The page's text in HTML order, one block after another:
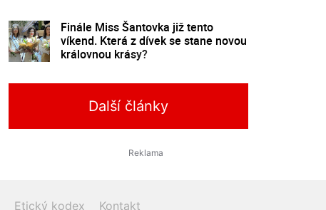
Finále Miss Šantovka již tento
víkend. Která z dívek se stane novou
královnou krásy?
Další články
Etický kodex Kontakt